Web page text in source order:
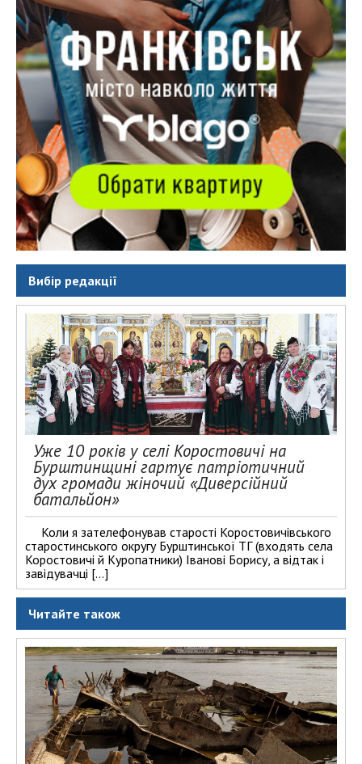
Вибір редакції
Уже 10 років у селі Коростовичі на
Бурштинщині гартує патріотичний
дух громади жіночий «Диверсійний
батальйон»
Коли я зателефонував старості Коростовичівського
старостинського округу Бурштинської ТГ (входять села
Коростовичі й Куропатники) Іванові Борису, а відтак і
завідувачці […]
Читайте також